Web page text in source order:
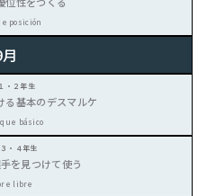
posición
る基本のデスマルケ
básico
を見つけて使う
libre